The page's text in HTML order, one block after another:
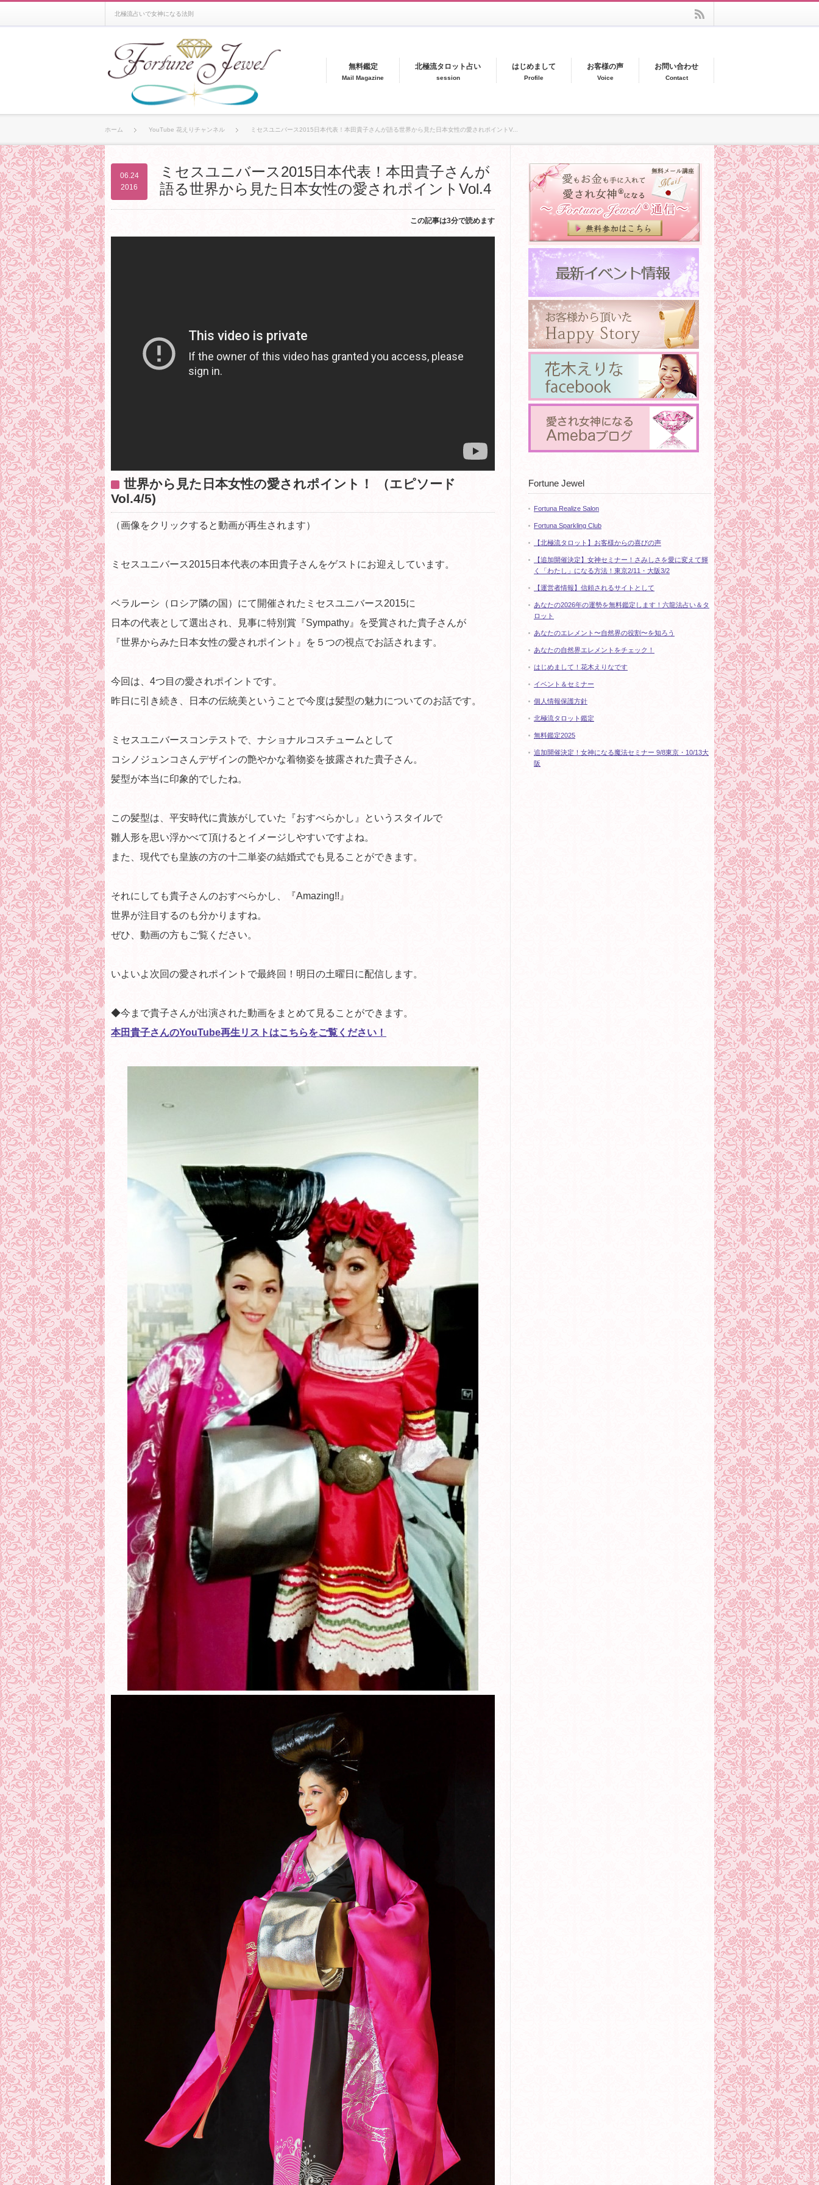
北極流占いで女神になる法則
無料鑑定
Mail Magazine
北極流タロット占い
session
はじめまして
Profile
お客様の声
Voice
お問い合わせ
Contact
ホーム YouTube 花えりチャンネル ミセスユニバース2015日本代表！本田貴子さんが語る世界から見た日本女性の愛されポイントV...
ミセスユニバース2015日本代表！本田貴子さんが
語る世界から見た日本女性の愛されポイントVol.4
06.24
2016
この記事は3分で読めます
世界から見た日本女性の愛されポイント！ （エピソード
Vol.4/5)
（画像をクリックすると動画が再生されます）
ミセスユニバース2015日本代表の本田貴子さんをゲストにお迎えしています。
ベラルーシ（ロシア隣の国）にて開催されたミセスユニバース2015に
日本の代表として選出され、見事に特別賞『Sympathy』を受賞された貴子さんが
『世界からみた日本女性の愛されポイント』を５つの視点でお話されます。
今回は、4つ目の愛されポイントです。
昨日に引き続き、日本の伝統美ということで今度は髪型の魅力についてのお話です。
ミセスユニバースコンテストで、ナショナルコスチュームとして
コシノジュンコさんデザインの艶やかな着物姿を披露された貴子さん。
髪型が本当に印象的でしたね。
この髪型は、平安時代に貴族がしていた『おすべらかし』というスタイルで
雛人形を思い浮かべて頂けるとイメージしやすいですよね。
また、現代でも皇族の方の十二単姿の結婚式でも見ることができます。
それにしても貴子さんのおすべらかし、『Amazing!!』
世界が注目するのも分かりますね。
ぜひ、動画の方もご覧ください。
いよいよ次回の愛されポイントで最終回！明日の土曜日に配信します。
◆今まで貴子さんが出演された動画をまとめて見ることができます。
本田貴子さんのYouTube再生リストはこちらをご覧ください！
Fortune Jewel
Fortuna Realize Salon
Fortuna Sparkling Club
【北極流タロット】お客様からの喜びの声
【追加開催決定】女神セミナー！さみしさを愛に変えて輝
く「わたし」になる方法！東京2/11・大阪3/2
【運営者情報】信頼されるサイトとして
あなたの2026年の運勢を無料鑑定します！六龍法占い＆タ
ロット
あなたのエレメント〜自然界の役割〜を知ろう
あなたの自然界エレメントをチェック！
はじめまして！花木えりなです
イベント＆セミナー
個人情報保護方針
北極流タロット鑑定
無料鑑定2025
追加開催決定！女神になる魔法セミナー 9/8東京・10/13大
阪